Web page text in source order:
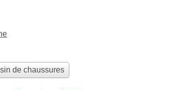
de chaussures